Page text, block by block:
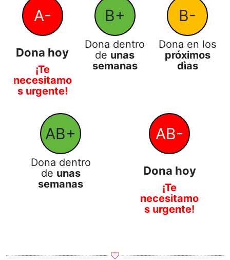
A-
Dona hoy
¡Te
necesitamo
s urgente!
B+
Dona dentro
de unas
semanas
B-
Dona en los
próximos
dìas
AB+
Dona dentro
de unas
semanas
AB-
Dona hoy
¡Te
necesitamo
s urgente!